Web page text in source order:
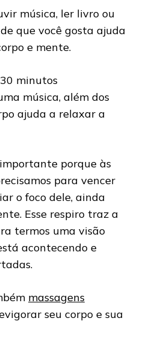
música, ler livro ou
que você gosta ajuda
e mente.
minutos
música, além dos
ajuda a relaxar a
porque às
para vencer
o foco dele, ainda
Esse respiro traz a
termos uma visão
acontecendo e
massagens
seu corpo e sua